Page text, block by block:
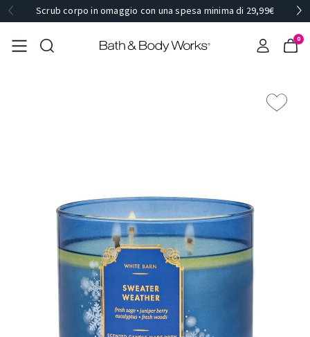
Scrub corpo in omaggio con una spesa minima di 29,99€
0